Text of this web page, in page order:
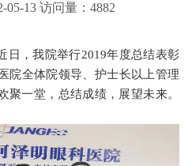
05-13 访问量：4882
日，我院举行2019年度总结表彰
院全体院领导、护士长以上管理
聚一堂，总结成绩，展望未来。